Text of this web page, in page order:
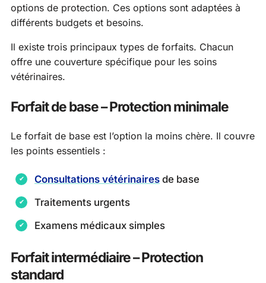
options de protection. Ces options sont adaptées à
différents budgets et besoins.
Il existe trois principaux types de forfaits. Chacun
offre une couverture spécifique pour les soins
vétérinaires.
Forfait de base – Protection minimale
Le forfait de base est l’option la moins chère. Il couvre
les points essentiels :
Consultations vétérinaires de base
Traitements urgents
Examens médicaux simples
Forfait intermédiaire – Protection
standard